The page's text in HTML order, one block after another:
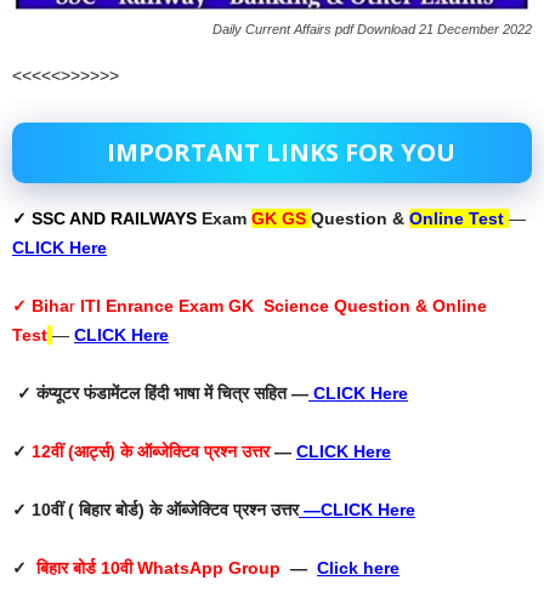
Daily Current Affairs pdf Download 21 December 2022
<<<<<>>>>>>
IMPORTANT LINKS FOR YOU
✓ SSC AND RAILWAYS Exam GK GS Question & Online Test —
CLICK Here
✓ Bihar ITI Enrance Exam GK Science Question & Online
Test — CLICK Here
✓ कंप्यूटर फंडामेंटल हिंदी भाषा में चित्र सहित — CLICK Here
✓ 12वीं (आर्ट्स) के ऑब्जेक्टिव प्रश्न उत्तर— CLICK Here
✓ 10वीं ( बिहार बोर्ड) के ऑब्जेक्टिव प्रश्न उत्तर—CLICK Here
✓बिहार बोर्ड 10वी WhatsApp Group — Click here